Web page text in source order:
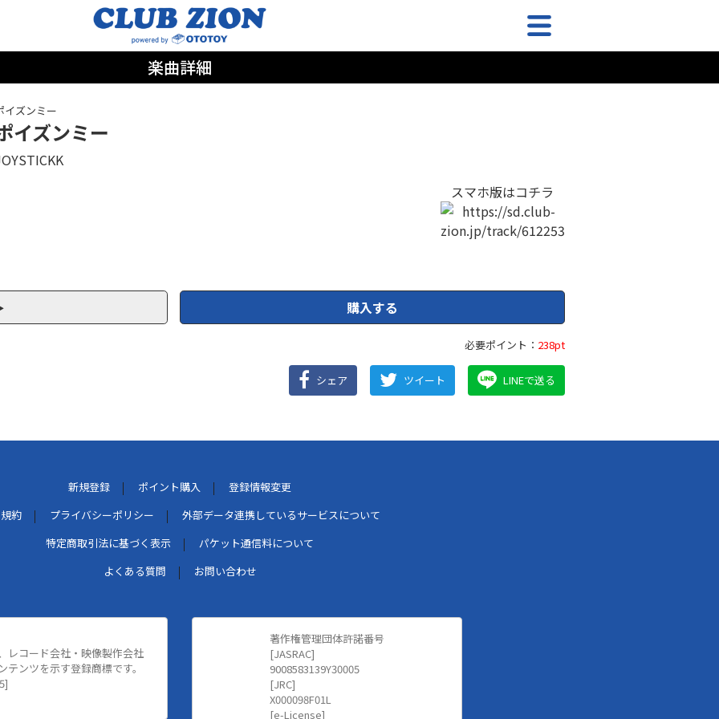
楽曲詳細
イズンミー
イズンミー
スマホ版はコチラ
購入する
必要ポイント： 238pt
シェア ツイート LINEで送る
新規登録 ポイント購入
登録情報変更
約
プライバシーポリシー
外部データ連携しているサービスについて
特定商取引法に基づく表示
パケット通信料について
よくある質問
お問い合わせ
レコード会社・映像製作会社
テンツを示す登録商標です。
著作権管理団体許諾番号
[JASRAC]
9008583139Y30005
[JRC]
X000098F01L
[e-License]